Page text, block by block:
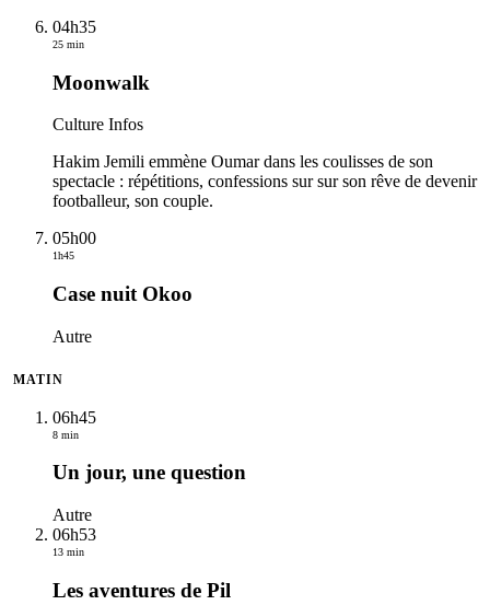
04h35
25 min
Moonwalk
Culture Infos
Hakim Jemili emmène Oumar dans les coulisses de son
spectacle : répétitions, confessions sur sur son rêve de devenir
footballeur, son couple.
05h00
1h45
Case nuit Okoo
Autre
MATIN
06h45
8 min
Un jour, une question
Autre
06h53
13 min
Les aventures de Pil